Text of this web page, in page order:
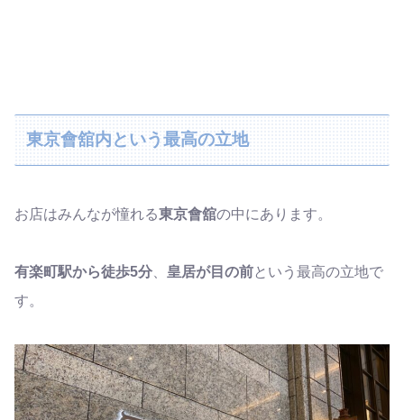
東京會舘内という最高の立地
お店はみんなが憧れる東京會舘の中にあります。
有楽町駅から徒歩5分 皇居が目の前という最高の立地で
す。